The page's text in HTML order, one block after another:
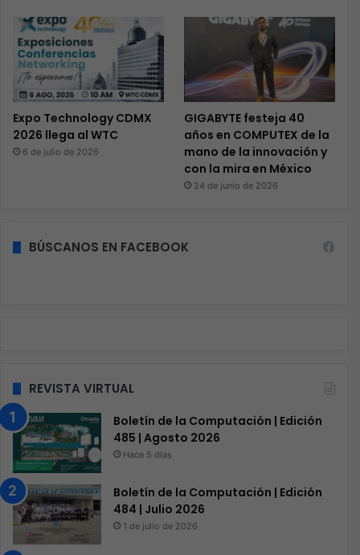
Expo Technology CDMX
2026 llega al WTC
6 de julio de 2026
GIGABYTE festeja 40
años en COMPUTEX de la
mano de la innovación y
con la mira en México
24 de junio de 2026
BÚSCANOS EN FACEBOOK
REVISTA VIRTUAL
Boletín de la Computación | Edición
485 | Agosto 2026
Hace 5 días
Boletín de la Computación | Edición
484 | Julio 2026
1 de julio de 2026